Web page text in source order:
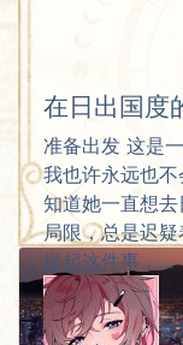
在日出国度
准备出发 这是
我也许永远也
知道她一直想
局限，总是迟
提起这件事，...
繁